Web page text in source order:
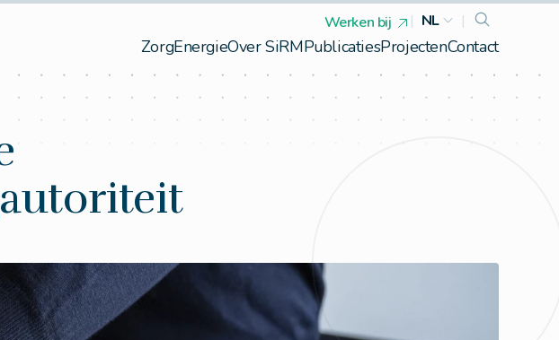
Werken bij | NL |
ZorgEnergieOver SiRMPublicatiesProjectenContact